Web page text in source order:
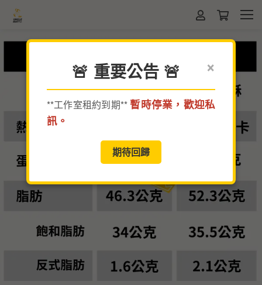
×
🚨 重要公告 🚨
**工作室租約到期**暫時停業，歡迎私
訊。
期待回歸